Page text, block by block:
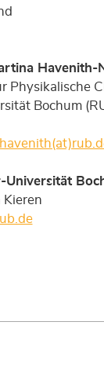
Havenith-
Physikalische
Bochum
Universität
Kieren